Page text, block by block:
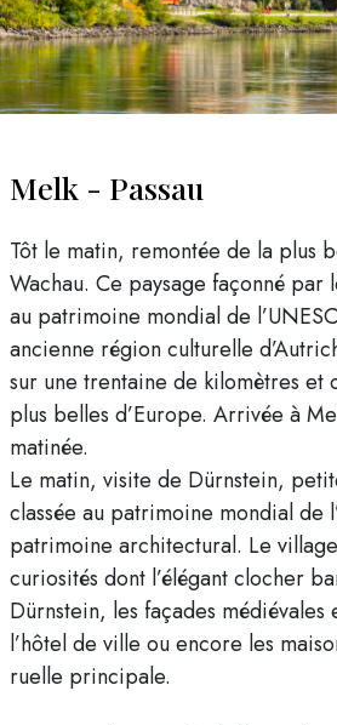
Melk - Passau
Tôt le matin, remontée de la plus
Wachau. Ce paysage façonné par
au patrimoine mondial de
ancienne région culturelle
sur une trentaine de kilomètres et
plus belles d’Europe. Arrivée à
matinée.
Le matin, visite de Dürnstein,
classée au patrimoine mondial de
patrimoine architectural. Le
curiosités dont l’élégant clocher
Dürnstein, les façades médiévales
l’hôtel de ville ou encore les
ruelle principale.